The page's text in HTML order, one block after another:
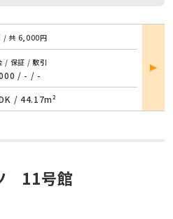
/ 共 6,000円
/ 保証 / 敷引
/ - / -
/ 44.17m²
部屋
詳細
11号館